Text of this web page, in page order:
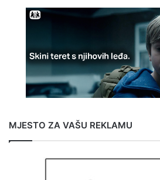
MJESTO ZA VAŠU REKLAMU